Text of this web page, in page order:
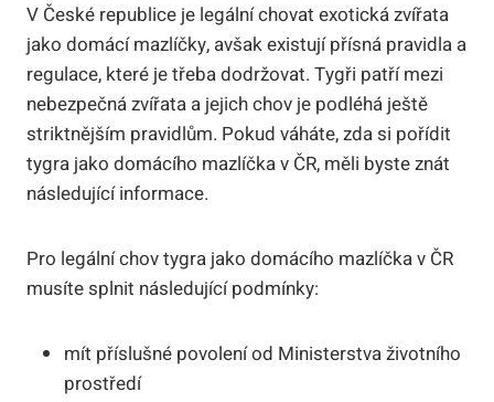
V České republice je legální chovat exotická zvířata
jako domácí mazlíčky, avšak existují přísná pravidla a
regulace, které je třeba dodržovat. Tygři patří mezi
nebezpečná zvířata a jejich chov je podléhá ještě
striktnějším pravidlům. Pokud váháte, zda si pořídit
tygra jako domácího mazlíčka v ČR, měli byste znát
následující informace.
Pro legální chov tygra jako domácího mazlíčka v ČR
musíte splnit následující podmínky:
mít příslušné povolení od Ministerstva životního
prostředí